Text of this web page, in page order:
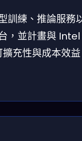
訓練、推論服
，並計畫與
充性與成本效